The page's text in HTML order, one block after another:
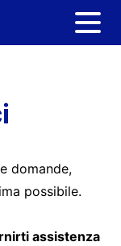
domande,
possibile.
assistenza